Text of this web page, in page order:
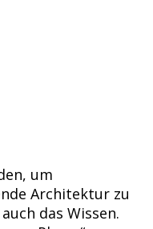
um
Architektur zu
das Wissen.